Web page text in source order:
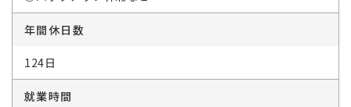
年間休日数
124日
就業時間